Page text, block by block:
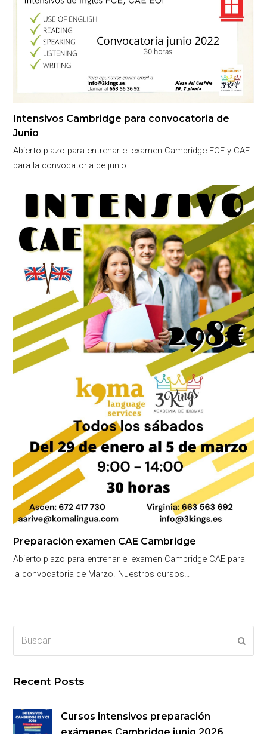
Intensivos Cambridge para convocatoria de
Junio
Abierto plazo para entrenar el examen Cambridge FCE y CAE
para la convocatoria de junio.…
Preparación examen CAE Cambridge
Abierto plazo para entrenar el examen Cambridge CAE para
la convocatoria de Marzo. Nuestros cursos…
Recent Posts
Cursos intensivos preparación
exámenes Cambridge junio 2026